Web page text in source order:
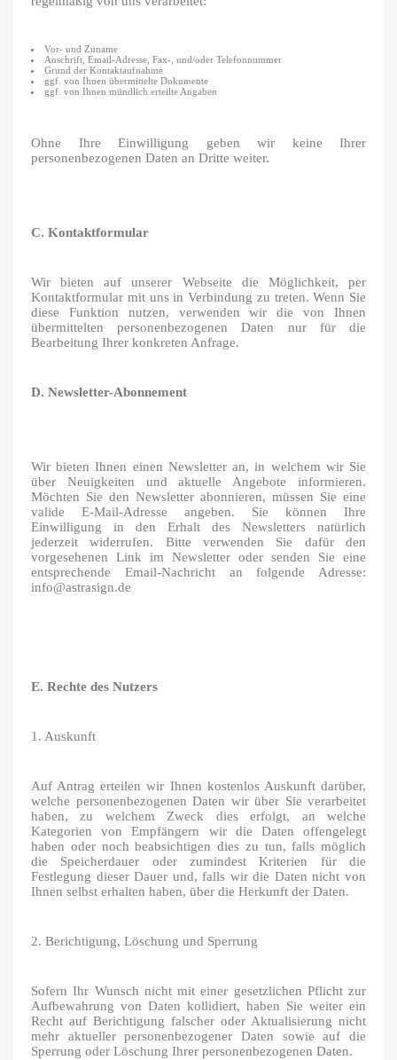
Vor- und Zuname
Anschrift, Email-Adresse, Fax-, und/oder Telefonnummer
Grund der Kontaktaufnahme
ggf. von Ihnen übermittelte Dokumente
ggf. von Ihnen mündlich erteilte Angaben
Ohne Ihre Einwilligung geben wir keine Ihrer
personenbezogenen Daten an Dritte weiter.
C. Kontaktformular
Wir bieten auf unserer Webseite die Möglichkeit, per
Kontaktformular mit uns in Verbindung zu treten. Wenn Sie
diese Funktion nutzen, verwenden wir die von Ihnen
übermittelten personenbezogenen Daten nur für die
Bearbeitung Ihrer konkreten Anfrage.
D. Newsletter-Abonnement
Wir bieten Ihnen einen Newsletter an, in welchem wir Sie
über Neuigkeiten und aktuelle Angebote informieren.
Möchten Sie den Newsletter abonnieren, müssen Sie eine
valide E-Mail-Adresse angeben. Sie können Ihre
Einwilligung in den Erhalt des Newsletters natürlich
jederzeit widerrufen. Bitte verwenden Sie dafür den
vorgesehenen Link im Newsletter oder senden Sie eine
entsprechende Email-Nachricht an folgende Adresse:
info@astrasign.de
E. Rechte des Nutzers
1. Auskunft
Auf Antrag erteilen wir Ihnen kostenlos Auskunft darüber,
welche personenbezogenen Daten wir über Sie verarbeitet
haben, zu welchem Zweck dies erfolgt, an welche
Kategorien von Empfängern wir die Daten offengelegt
haben oder noch beabsichtigen dies zu tun, falls möglich
die Speicherdauer oder zumindest Kriterien für die
Festlegung dieser Dauer und, falls wir die Daten nicht von
Ihnen selbst erhalten haben, über die Herkunft der Daten.
2. Berichtigung, Löschung und Sperrung
Sofern Ihr Wunsch nicht mit einer gesetzlichen Pflicht zur
Aufbewahrung von Daten kollidiert, haben Sie weiter ein
Recht auf Berichtigung falscher oder Aktualisierung nicht
mehr aktueller personenbezogener Daten sowie auf die
Sperrung oder Löschung Ihrer personenbezogenen Daten.